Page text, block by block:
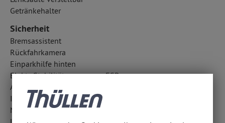
Getränkehalter
Sicherheit
Bremsassistent
Rückfahrkamera
Einparkhilfe hinten
Elektr. Stabilitätsprogramm ESP
Antiblockiersystem ABS
ISOFIX Kindersitzbefestigung
Notbremsassistent